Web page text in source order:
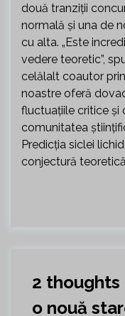
două tranziții
normală și una de
cu alta. „Este
vedere teoretic”,
celălalt coautor
noastre oferă
fluctuațiile critice și
comunitatea
Predicția siclei
conjectură
2 thoughts
o nouă